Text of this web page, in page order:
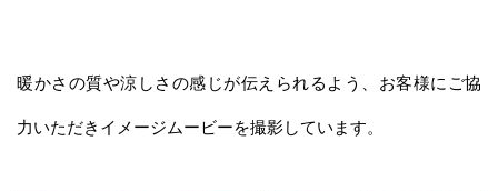
暖かさの質や涼しさの感じが伝えられるよう、お客様にご協
力いただきイメージムービーを撮影しています。